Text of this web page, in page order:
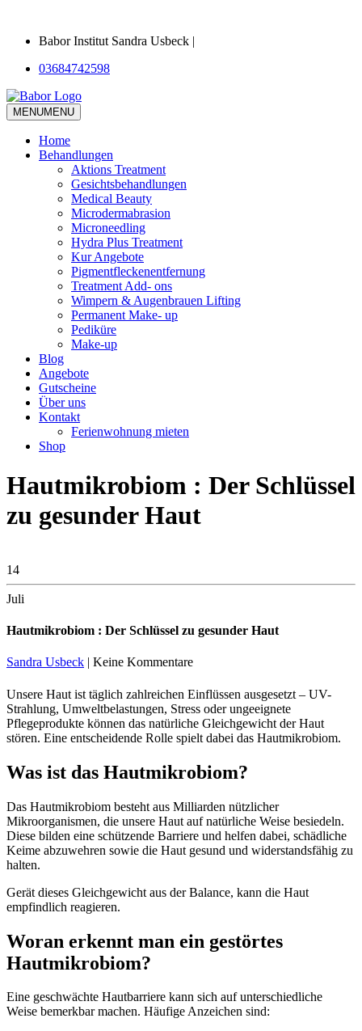
Babor Institut Sandra Usbeck |
03684742598
MENUMENU
Home
Behandlungen
Aktions Treatment
Gesichtsbehandlungen
Medical Beauty
Microdermabrasion
Microneedling
Hydra Plus Treatment
Kur Angebote
Pigmentfleckenentfernung
Treatment Add- ons
Wimpern & Augenbrauen Lifting
Permanent Make- up
Pediküre
Make-up
Blog
Angebote
Gutscheine
Über uns
Kontakt
Ferienwohnung mieten
Shop
Hautmikrobiom : Der Schlüssel
zu gesunder Haut
14
Juli
Hautmikrobiom : Der Schlüssel zu gesunder Haut
Sandra Usbeck | Keine Kommentare
Unsere Haut ist täglich zahlreichen Einflüssen ausgesetzt – UV-
Strahlung, Umweltbelastungen, Stress oder ungeeignete
Pflegeprodukte können das natürliche Gleichgewicht der Haut
stören. Eine entscheidende Rolle spielt dabei das Hautmikrobiom.
Was ist das Hautmikrobiom?
Das Hautmikrobiom besteht aus Milliarden nützlicher
Mikroorganismen, die unsere Haut auf natürliche Weise besiedeln.
Diese bilden eine schützende Barriere und helfen dabei, schädliche
Keime abzuwehren sowie die Haut gesund und widerstandsfähig zu
halten.
Gerät dieses Gleichgewicht aus der Balance, kann die Haut
empfindlich reagieren.
Woran erkennt man ein gestörtes
Hautmikrobiom?
Eine geschwächte Hautbarriere kann sich auf unterschiedliche
Weise bemerkbar machen. Häufige Anzeichen sind: